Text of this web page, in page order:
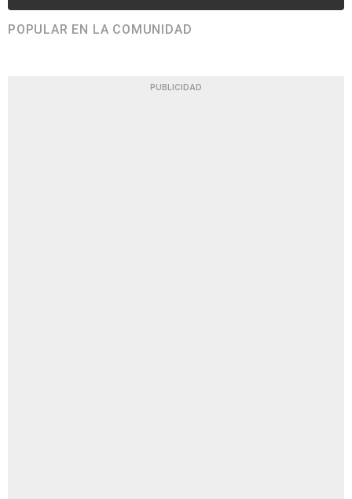
POPULAR EN LA COMUNIDAD
PUBLICIDAD